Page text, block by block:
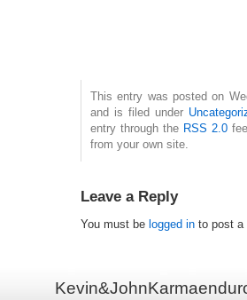
This entry was posted on
and is filed under
entry through the RSS 2.0
from your own site.
Leave a Reply
You must be logged in to post a